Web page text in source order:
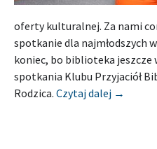
oferty kulturalnej. Za nami
spotkanie dla najmłodszych
koniec, bo biblioteka jeszcze
spotkania Klubu Przyjaciół
Rodzica. Czytaj dalej →